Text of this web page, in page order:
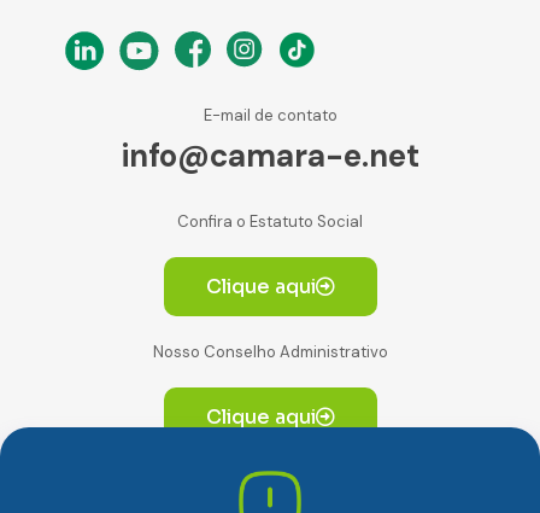
E-mail de contato
info@camara-e.net
Confira o Estatuto Social
Clique aqui
Nosso Conselho Administrativo
Clique aqui
Av. Paulista, 2064. Conjunto 14, (Edifício Paulista) -